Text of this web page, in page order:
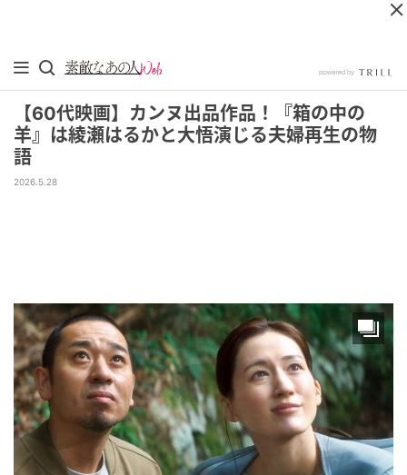
【60代映画】カンヌ出品作品！『箱の中の
羊』は綾瀬はるかと大悟演じる夫婦再生の物
語
2026.5.28